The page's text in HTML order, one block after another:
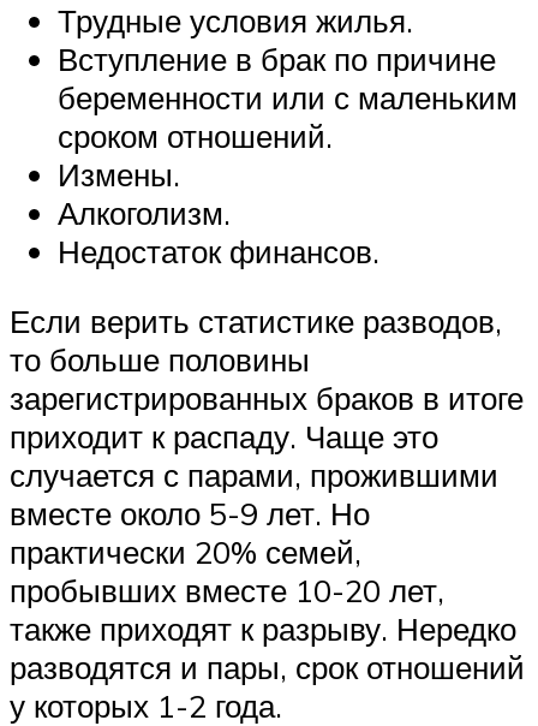
Трудные условия жилья.
Вступление в брак по причине
беременности или с маленьким
сроком отношений.
Измены.
Алкоголизм.
Недостаток финансов.
Если верить статистике разводов,
то больше половины
зарегистрированных браков в итоге
приходит к распаду. Чаще это
случается с парами, прожившими
вместе около 5-9 лет. Но
практически 20% семей,
пробывших вместе 10-20 лет,
также приходят к разрыву. Нередко
разводятся и пары, срок отношений
у которых 1-2 года.